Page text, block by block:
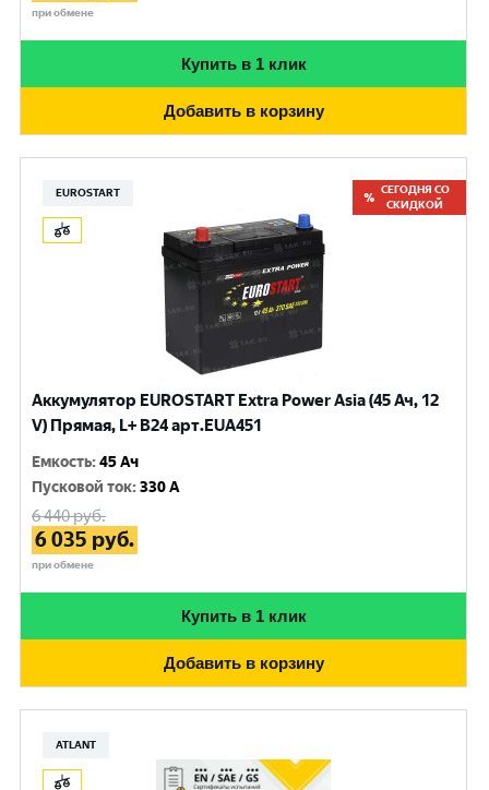
при обмене
Купить в 1 клик
Добавить в корзину
EUROSTART
СЕГОДНЯ СО
СКИДКОЙ
Аккумулятор EUROSTART Extra Power Asia (45 Ач, 12
V) Прямая, L+ B24 арт.EUA451
Емкость:45 Ач
Пусковой ток:330 A
6 440руб.
6 035 руб.
при обмене
Купить в 1 клик
Добавить в корзину
ATLANT